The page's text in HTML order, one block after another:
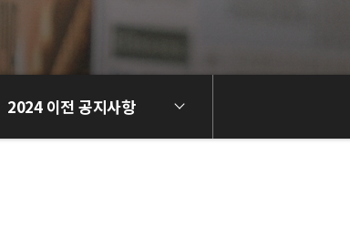
2024 이전 공지사항